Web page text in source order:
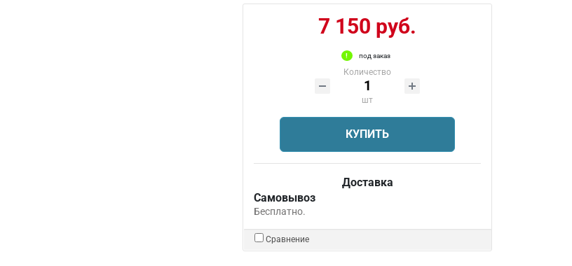
7 150 руб.
под заказ
Количество
шт
КУПИТЬ
Доставка
Самовывоз
Бесплатно.
Сравнение